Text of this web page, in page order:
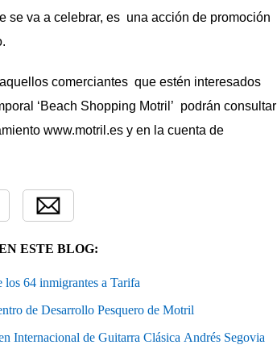
se va a celebrar, es una acción de promoción
comerciantes que estén interesados
‘Beach Shopping Motril’ podrán consultar
www.motril.es y en la cuenta de
ESTE BLOG:
64 inmigrantes a Tarifa
de Desarrollo Pesquero de Motril
de Guitarra Clásica Andrés Segovia